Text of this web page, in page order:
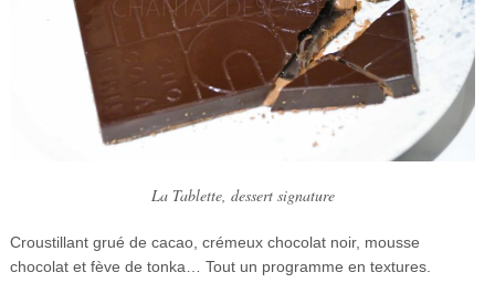
La Tablette, dessert signature
Croustillant grué de cacao, crémeux chocolat noir, mousse
chocolat et fève de tonka… Tout un programme en textures.